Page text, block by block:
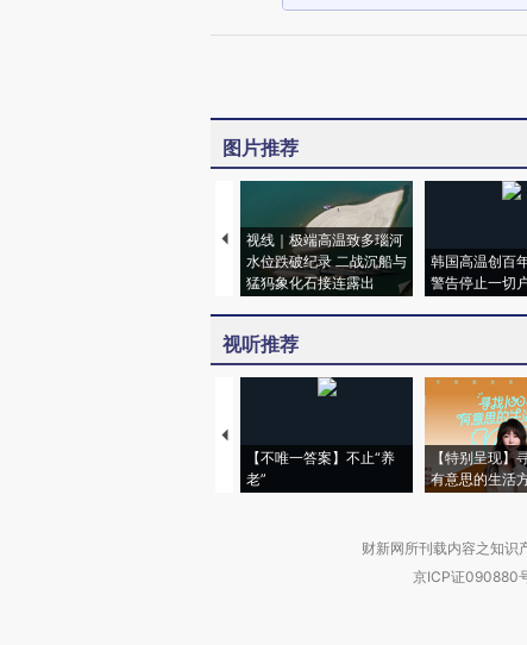
图片推荐
视线｜极端高温致多瑙河
水位跌破纪录 二战沉船与
猛犸象化石接连露出
韩国高温创百
警告停止一切
视听推荐
【不唯一答案】不止“养
老”
【特别呈现】
有意思的生活
财新网所刊载内容之知识
京ICP证090880